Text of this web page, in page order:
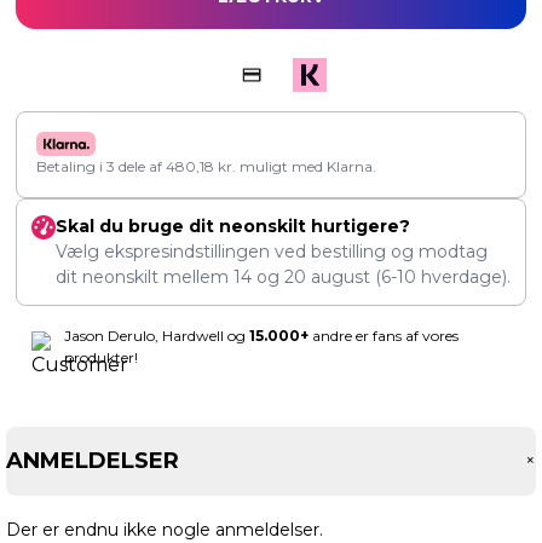
Betaling i 3 dele af 480,18 kr. muligt med Klarna.
Skal du bruge dit neonskilt hurtigere?
Vælg ekspresindstillingen ved bestilling og modtag
dit neonskilt mellem 14 og 20 august (6-10 hverdage).
Jason Derulo, Hardwell og 15.000+ andre er fans af vores
produkter!
ANMELDELSER +
Der er endnu ikke nogle anmeldelser.